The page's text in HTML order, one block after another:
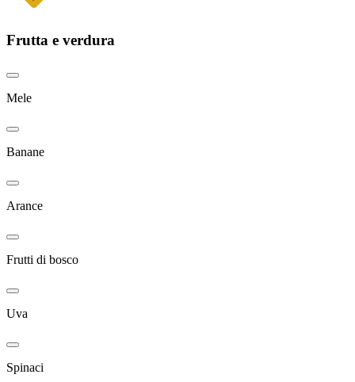
Frutta e verdura
Mele
Banane
Arance
Frutti di bosco
Uva
Spinaci